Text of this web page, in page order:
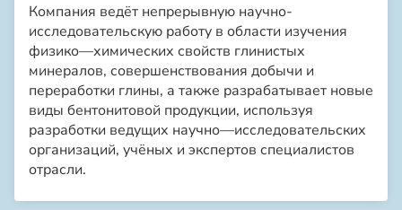
Компания ведёт непрерывную научно-
исследовательскую работу в области изучения
физико—химических свойств глинистых
минералов, совершенствования добычи и
переработки глины, а также разрабатывает новые
виды бентонитовой продукции, используя
разработки ведущих научно—исследовательских
организаций, учёных и экспертов специалистов
отрасли.